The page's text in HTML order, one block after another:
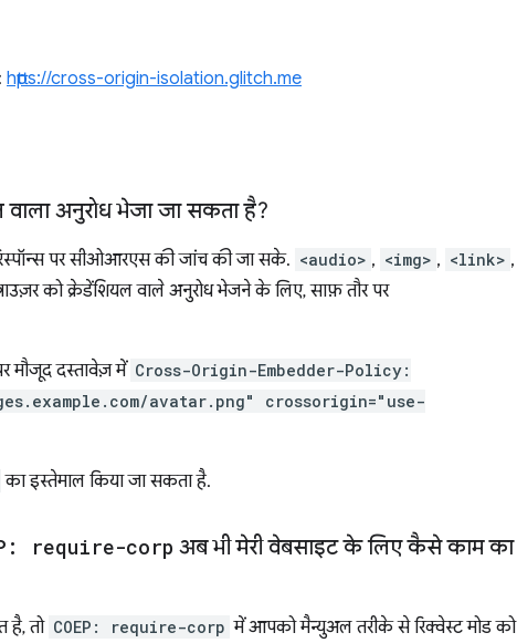
https://cross-origin-isolation.glitch.me
वाला अनुरोध भेजा जा सकता है?
पर सीओआरएस की जांच की जा सके. <audio> , <img> , <link> ,
को क्रेडेंशियल वाले अनुरोध भेजने के लिए, साफ़ तौर पर
मौजूद दस्तावेज़ में Cross-Origin-Embedder-Policy:
avatar.png" crossorigin="use-
का इस्तेमाल किया जा सकता है.
require-corp अब भी मेरी वेबसाइट के लिए कैसे काम का
है, तो COEP: require-corp में आपको मैन्युअल तरीके से रिक्वेस्ट मोड को